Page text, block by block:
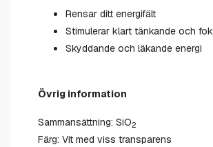
Rensar ditt energifält
Stimulerar klart tänkande och
Skyddande och läkande energi
Övrig information
Sammansättning: SiO2
Färg: Vit med viss transparens